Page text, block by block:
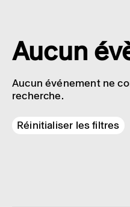
Aucun
Aucun événement ne
recherche.
Réinitialiser les filtres